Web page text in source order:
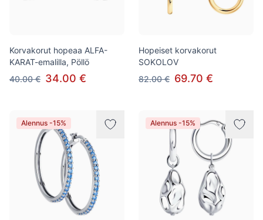
Korvakorut hopeaa ALFA-
KARAT-emalilla, Pöllö
40.00 € 34.00 €
Hopeiset korvakorut
SOKOLOV
82.00 € 69.70 €
Alennus -15% Alennus -15%